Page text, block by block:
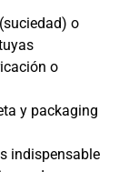
o
o
y packaging
indispensable